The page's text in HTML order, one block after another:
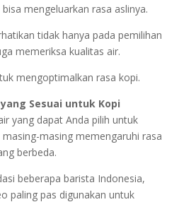
mengeluarkan rasa aslinya.
tidak hanya pada pemilihan
memeriksa kualitas air.
mengoptimalkan rasa kopi.
Sesuai untuk Kopi
yang dapat Anda pilih untuk
masing memengaruhi rasa
berbeda.
beberapa barista Indonesia,
paling pas digunakan untuk